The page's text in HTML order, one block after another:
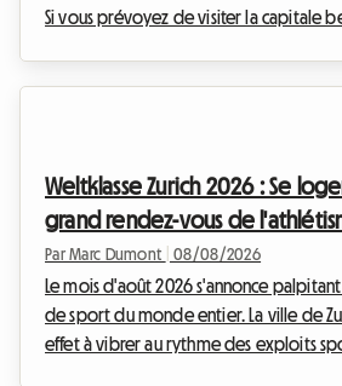
Si vous prévoyez de visiter la capitale
des mois à l'avance et les prix
Weltklasse Zurich 2026 : Se
grand rendez-vous de
Par Marc Dumont 08/08/2026
Le mois d'août 2026 s'annonce
de sport du monde entier. La ville de
effet à vibrer au rythme des exploits